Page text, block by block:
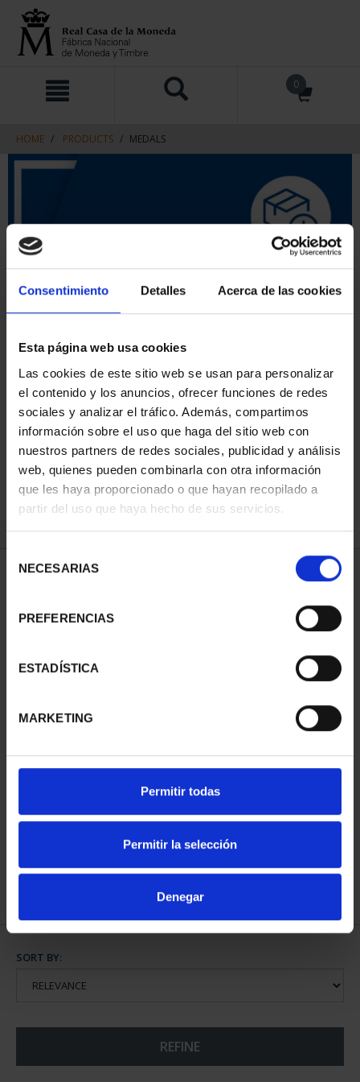
Consentimiento Detalles Acerca de las cookies
Esta página web usa cookies
Las cookies de este sitio web se usan para personalizar
el contenido y los anuncios, ofrecer funciones de redes
sociales y analizar el tráfico. Además, compartimos
información sobre el uso que haga del sitio web con
nuestros partners de redes sociales, publicidad y análisis
web, quienes pueden combinarla con otra información
que les haya proporcionado o que hayan recopilado a
partir del uso que haya hecho de sus servicios.
NECESARIAS
PREFERENCIAS
ESTADÍSTICA
MARKETING
Permitir todas
Permitir la selección
Denegar
navigation
0
HOME PRODUCTS MEDALS
SORT BY:
REFINE
2 Products found
COPPER MEDAL 'BEN
€18.00 €18.00
SORT BY:
REFINE